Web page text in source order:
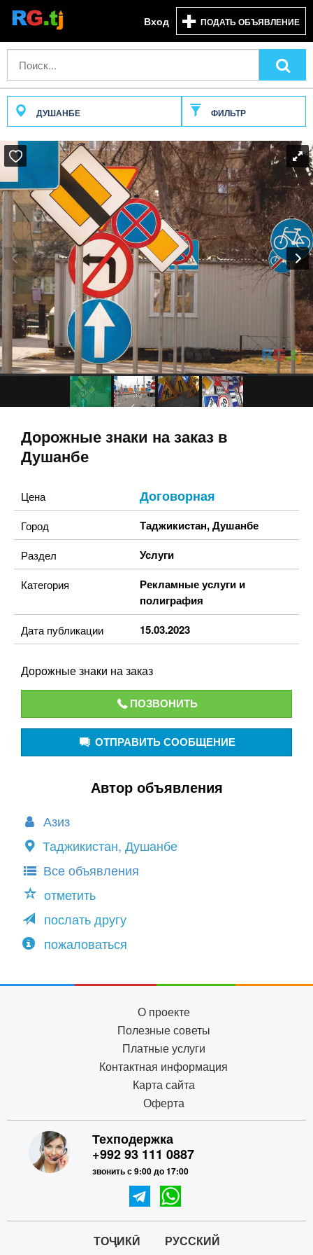
Вход ПОДАТЬ ОБЪЯВЛЕНИЕ
ДУШАНБЕ ФИЛЬТР
Дорожные знаки на заказ в
Душанбе
Цена Договорная
Город Таджикистан,Душанбе
Раздел Услуги
Категория
Рекламные услуги и
полиграфия
Дата публикации 15.03.2023
Дорожные знаки на заказ
ПОЗВОНИТЬ
ОТПРАВИТЬ СООБЩЕНИЕ
Автор объявления
Азиз
Таджикистан, Душанбе
Все объявления
отметить
послать другу
пожаловаться
О проекте
Полезные советы
Платные услуги
Контактная информация
Карта сайта
Оферта
Техподержка
+992 93 111 0887
звонить с 9:00 до 17:00
ТОҶИКӢ РУССКИЙ